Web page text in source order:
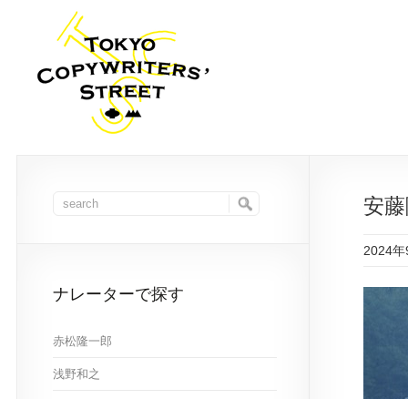
安
2024
ナレーターで探す
赤松隆一郎
浅野和之